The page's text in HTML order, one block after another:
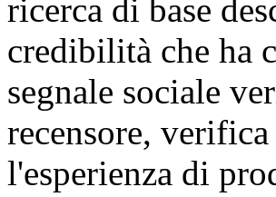
ricerca di base
credibilità che ha
segnale sociale
recensore,
l'esperienza di